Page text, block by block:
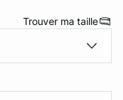
Trouver ma taille